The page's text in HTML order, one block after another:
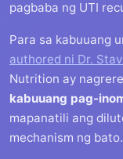
pagbaba ng UTI
Para sa kabuuang
authored ni Dr.
Nutrition ay
kabuuang pag-
mapanatili ang
mechanism ng bato.